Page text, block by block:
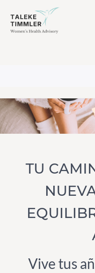
TU
Vive tus